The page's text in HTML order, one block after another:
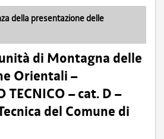
della presentazione delle
di Montagna delle
Orientali –
TECNICO – cat. D –
del Comune di